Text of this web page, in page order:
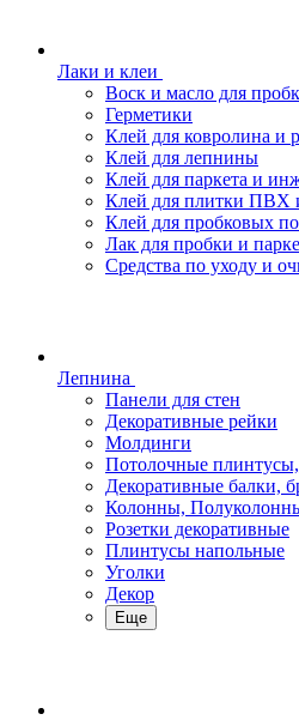
Лаки и клеи
Воск и масло для
Герметики
Клей для ковролина и
Клей для лепнины
Клей для паркета и
Клей для плитки ПВХ
Клей для пробковых
Лак для пробки и
Средства по уходу и
Лепнина
Панели для стен
Декоративные рейки
Молдинги
Потолочные
Декоративные балки,
Колонны,
Розетки декоративные
Плинтусы напольные
Уголки
Декор
Еще